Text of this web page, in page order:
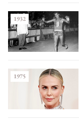
1932
1975